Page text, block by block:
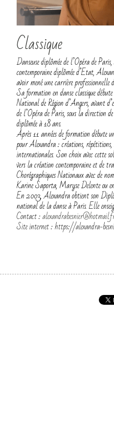
Danièle Toumelin
Charlyse Orgebin
Manon Thomas
Aurélie Dugué
Ivan Stanimirovic
Alexandra Besnier
Marie-Laure Moreau
Danse
Yoga
L'association
Nous contacter
Conditions générales
Statuts-Dyade
Réservation Pilates en ligne
Classique
Danseuse diplômée de l’Opéra de
contemporaine diplômée d’Etat,
avoir mené une carrière professionnelle
Sa formation en danse classique
National de Région d’Angers, avant
de l’Opéra de Paris, sous la direction
diplômée à 18 ans.
Après 11 années de formation débute
pour Alexandra : créations, répétitions,
internationales. Son choix avec cette
vers la création contemporaine et de
Chorégraphiques Nationaux avec de
Karine Saporta, Maryse Delente ou
En 2003, Alexandra obtient son
national de la danse à Paris. Elle
Contact :
Site internet : https://alexandra-